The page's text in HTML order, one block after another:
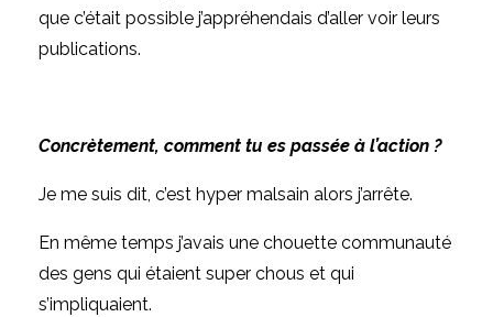
que c’était possible j’appréhendais d’aller voir leurs
publications.
Concrètement, comment tu es passée à l’action ?
Je me suis dit, c’est hyper malsain alors j’arrête.
En même temps j’avais une chouette communauté
des gens qui étaient super chous et qui
s’impliquaient.